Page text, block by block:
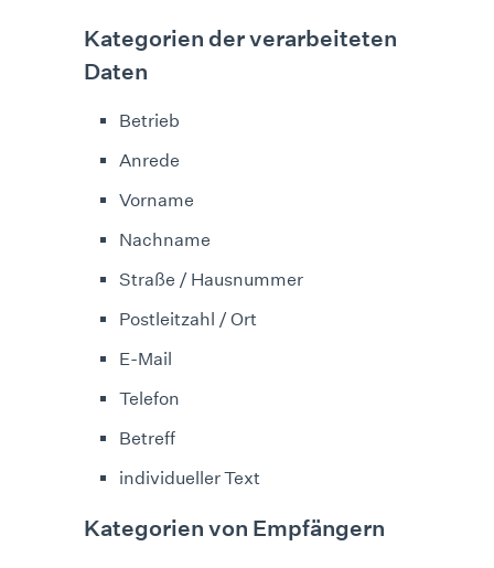
Kategorien der verarbeiteten
Daten
Betrieb
Anrede
Vorname
Nachname
Straße / Hausnummer
Postleitzahl / Ort
E-Mail
Telefon
Betreff
individueller Text
Kategorien von Empfängern